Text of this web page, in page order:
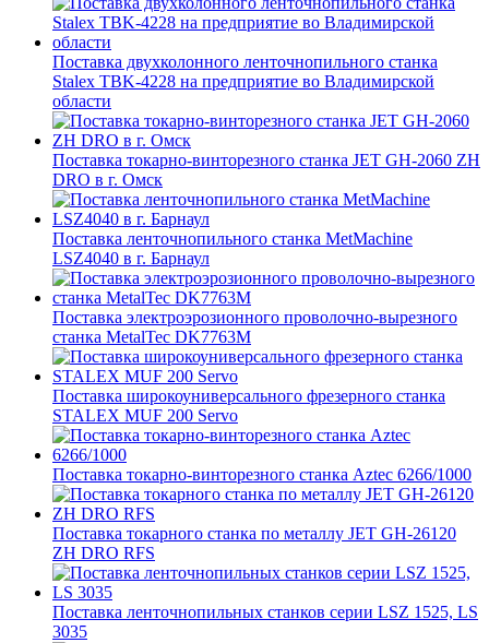
Поставка двухколонного ленточнопильного станка
Stalex TBK-4228 на предприятие во Владимирской
области
Поставка токарно-винторезного станка JET GH-2060 ZH
DRO в г. Омск
Поставка ленточнопильного станка MetMachine
LSZ4040 в г. Барнаул
Поставка электроэрозионного проволочно-вырезного
станка MetalTec DK7763M
Поставка широкоуниверсального фрезерного станка
STALEX MUF 200 Servo
Поставка токарно-винторезного станка Aztec 6266/1000
Поставка токарного станка по металлу JET GH-26120
ZH DRO RFS
Поставка ленточнопильных станков серии LSZ 1525, LS
3035